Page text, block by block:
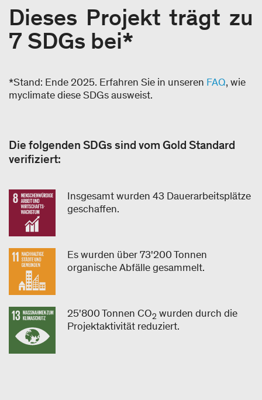
Dieses Projekt trägt zu
7 SDGs bei*
*Stand: Ende 2025. Erfahren Sie in unseren FAQ, wie
myclimate diese SDGs ausweist.
Die folgenden SDGs sind vom Gold Standard
verifiziert:
Insgesamt wurden 43 Dauerarbeitsplätze
geschaffen.
Es wurden über 73'200 Tonnen
organische Abfälle gesammelt.
25'800 Tonnen CO2 wurden durch die
Projektaktivität reduziert.